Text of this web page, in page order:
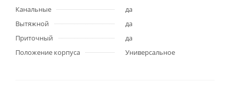
Канальные
да
Вытяжной
да
Приточный
да
Положение корпуса
Универсальное